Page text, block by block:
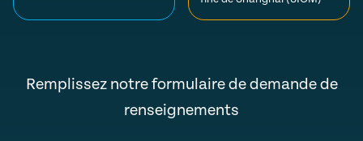
Remplissez notre formulaire de demande de
renseignements